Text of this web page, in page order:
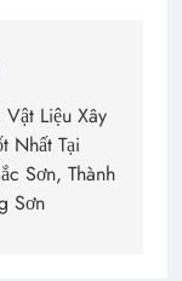
Liệu Xây
Nhất Tại
Sơn, Thành
Sơn